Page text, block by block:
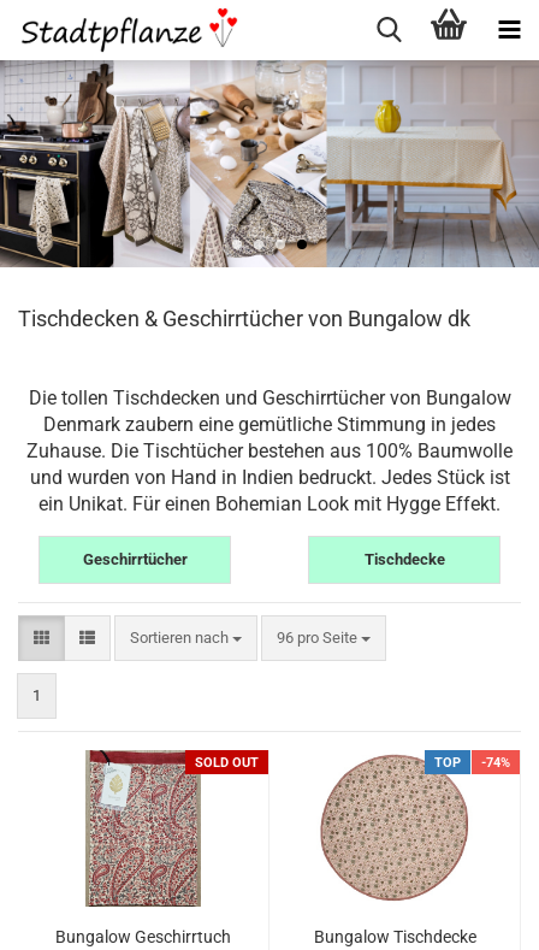
Tischdecken & Geschirrtücher von Bungalow dk
Die tollen Tischdecken und Geschirrtücher von Bungalow
Denmark zaubern eine gemütliche Stimmung in jedes
Zuhause. Die Tischtücher bestehen aus 100% Baumwolle
und wurden von Hand in Indien bedruckt. Jedes Stück ist
ein Unikat. Für einen Bohemian Look mit Hygge Effekt.
Geschirrtücher Tischdecke
Sortieren nach
Sortieren nach 96 pro Seite
pro Seite
1
SOLD OUT
Bungalow Geschirrtuch
TOP -74%
Bungalow Tischdecke